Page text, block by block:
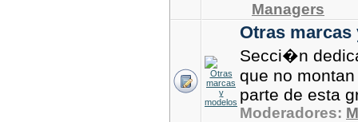
Managers
Otras marcas
Secci�n
que no
parte de esta
Moderadores: